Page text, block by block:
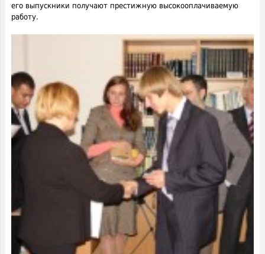
его выпускники получают престижную высокооплачиваемую
работу.